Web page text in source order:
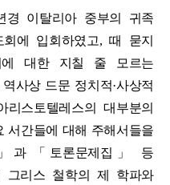
경 이탈리아 중부의 귀족
에 입회하였고, 때 묻지
에 대한 지칠 줄 모르는
사상 드문 정치적·사상적
스토텔레스의 대부분의
서간들에 대해 주해서들을
과 「토론문제집」 등
그리스 철학의 제 학파와